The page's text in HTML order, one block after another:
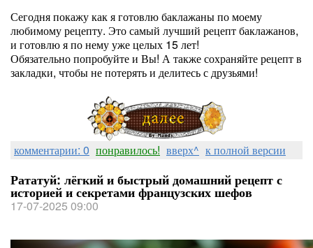
Сегодня покажу как я готовлю баклажаны по моему
любимому рецепту. Это самый лучший рецепт баклажанов,
и готовлю я по нему уже целых 15 лет!
Обязательно попробуйте и Вы! А также сохраняйте рецепт в
закладки, чтобы не потерять и делитесь с друзьями!
комментарии: 0 понравилось! вверх^ к полной версии
Рататуй: лёгкий и быстрый домашний рецепт с
историей и секретами французских шефов
17-07-2025 09:00